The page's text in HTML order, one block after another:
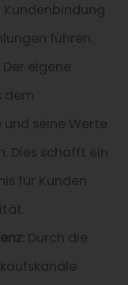
führen.
Der eigene
dem
seine Werte
Dies schafft ein
für Kunden
Durch die